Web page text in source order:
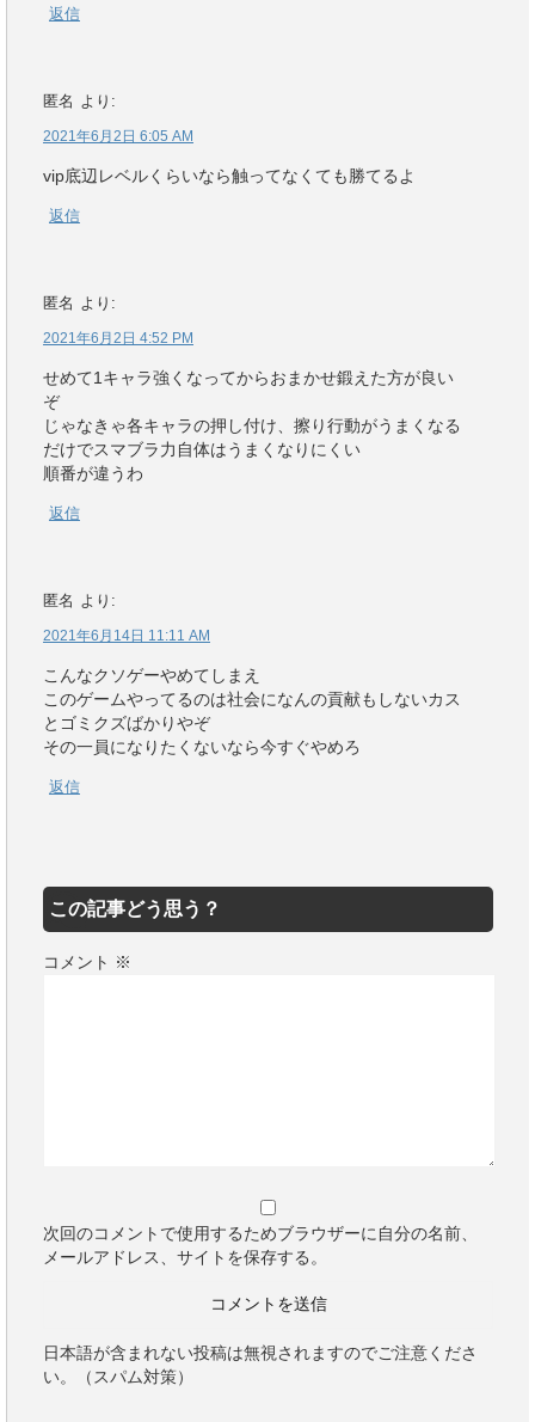
返信
匿名 より:
2021年6月2日 6:05 AM
vip底辺レベルくらいなら触ってなくても勝てるよ
返信
匿名 より:
2021年6月2日 4:52 PM
せめて1キャラ強くなってからおまかせ鍛えた方が良い
ぞ
じゃなきゃ各キャラの押し付け、擦り行動がうまくなる
だけでスマブラ力自体はうまくなりにくい
順番が違うわ
返信
匿名 より:
2021年6月14日 11:11 AM
こんなクソゲーやめてしまえ
このゲームやってるのは社会になんの貢献もしないカス
とゴミクズばかりやぞ
その一員になりたくないなら今すぐやめろ
返信
この記事どう思う？
コメント ※
次回のコメントで使用するためブラウザーに自分の名前、
メールアドレス、サイトを保存する。
日本語が含まれない投稿は無視されますのでご注意くださ
い。（スパム対策）